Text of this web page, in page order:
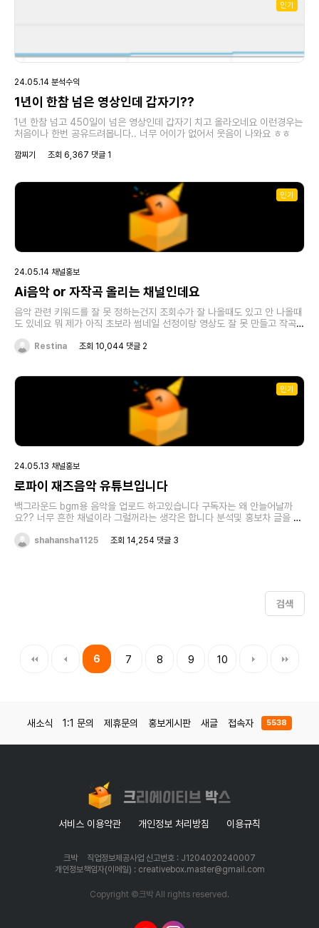
인기
24.05.14 분석수익
1년이 한참 넘은 영상인데 갑자기??
1년 한참 넘고 450일이 넘은 영상인데 갑자기 치고 올라오네요 이런경우는
처음이나 한번 공유드려봅니다.. 너무 어이가 없어서 웃음이 나와요 ㅎㅎ
깜찌기 조회 6,367 댓글 1
인기
24.05.14 채널홍보
Ai음악 or 자작곡 올리는 채널인데요
음악 관련 키워드를 잘 못 정하는건지 조회수가 잘 나올때도 있고 안 나올때
도 있네요 뭐 제가 아직 초보라 썸네일 선정이랑 영상도 잘 못 만들고 작곡도
Restina 조회 10,044 댓글 2
인기
24.05.13 채널홍보
로파이 재즈음악 유튜브입니다
백그라운드 bgm용 음악을 업로드 하고있습니다 구독자는 왜 안늘어날까
요?? 너무 흔한 채널이라 그럴꺼라는 생각은 합니다 분석및 홍보차 글을 써
shahansha1125 조회 14,254 댓글 3
검색
6 7 8 9 10
새소식 1:1 문의 제휴문의 홍보게시판 새글 접속자 5538
서비스 이용약관 개인정보 처리방침 이용규칙
크박
직업정보제공사업 신고번호 : J1204020240007
개인정보책임자(이메일) : creativebox.master@gmail.com
Copyright ©크박 All rights reserved.